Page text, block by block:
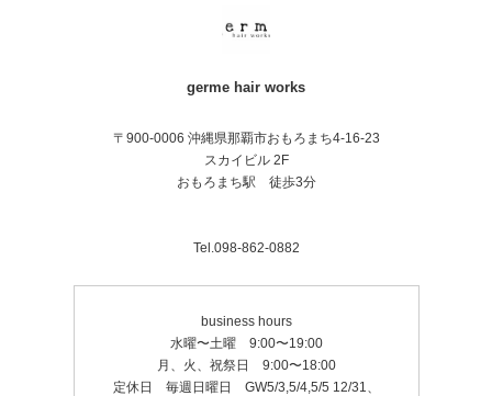
germe hair works
〒900-0006 沖縄県那覇市おもろまち4-16-23
スカイビル 2F
おもろまち駅 徒歩3分
Tel.098-862-0882
business hours
水曜〜土曜 9:00〜19:00
月、火、祝祭日 9:00〜18:00
定休日 毎週日曜日 GW5/3,5/4,5/5 12/31、